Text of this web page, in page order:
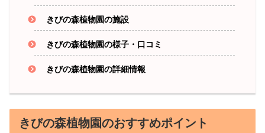
きびの森植物園の施設
きびの森植物園の様子・口コミ
きびの森植物園の詳細情報
きびの森植物園のおすすめポイント